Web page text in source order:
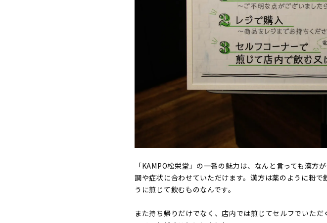
「KAMPO松栄堂」の一番の魅力は、なんと言っても漢
調や症状に合わせていただけます。漢方は薬のように粉
うに煎じて飲むものなんです。
また持ち帰りだけでなく、店内では煎じてセルフでいた